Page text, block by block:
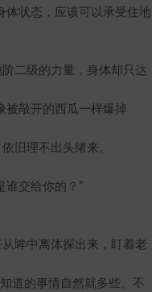
状态，应该可以承受住地
二级的力量，身体却只达
敲开的西瓜一样爆掉
旧理不出头绪来。
交给你的？”
眸中离体探出来，盯着老
道的事情自然就多些。不